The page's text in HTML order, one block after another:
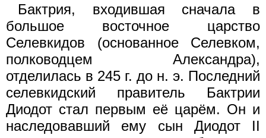
Бактрия, входившая сначала в
большое восточное царство
Селевкидов (основанное Селевком,
полководцем Александра),
отделилась в 245 г. до н. э. Последний
селевкидский правитель Бактрии
Диодот стал первым её царём. Он и
наследовавший ему сын Диодот II